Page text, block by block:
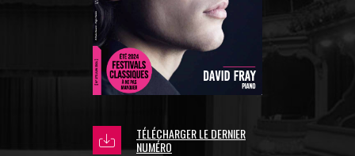
TÉLÉCHARGER LE DERNIER
NUMÉRO